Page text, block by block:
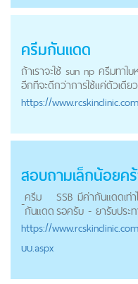
ครีมกันแดด
ถ้าเราจะใช้ sun np ครีมทา
อีกทีจะดีกว่าการใช้แค่ตัวเดีย
https://www.rcskinclinic.com
สอบถามเล็กน้อยค
-ครีม
กันแดด
SSB มีค่ากันแดดเท่
รอครับ - ยารับประท
https://www.rcskinclinic.com
บบ.aspx